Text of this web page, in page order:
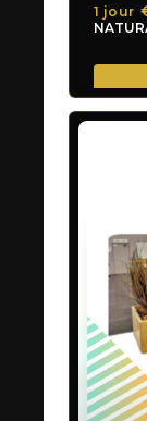
1 jour